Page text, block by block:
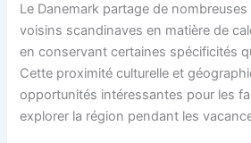
Le Danemark partage de
voisins scandinaves en matière de
en conservant certaines spécificités
Cette proximité culturelle et
opportunités intéressantes pour les
explorer la région pendant les